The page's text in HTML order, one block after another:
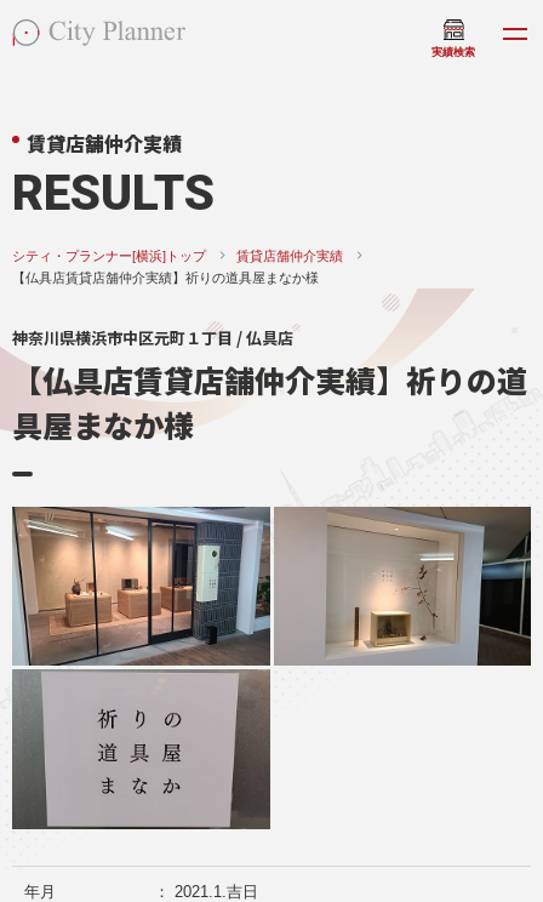
実績検索
賃貸店舗仲介実績
RESULTS
シティ・プランナー[横浜]トップ
賃貸店舗仲介実績
【仏具店賃貸店舗仲介実績】祈りの道具屋まなか様
神奈川県横浜市中区元町１丁目 / 仏具店
【仏具店賃貸店舗仲介実績】祈りの道
具屋まなか様
年月 ： 2021.1.吉日